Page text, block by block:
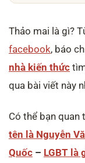
Thảo mai là gì?
facebook, báo
nhà kiến thức
qua bài viết này
Có thể bạn quan
tên là Nguyễn
Quốc – LGBT là